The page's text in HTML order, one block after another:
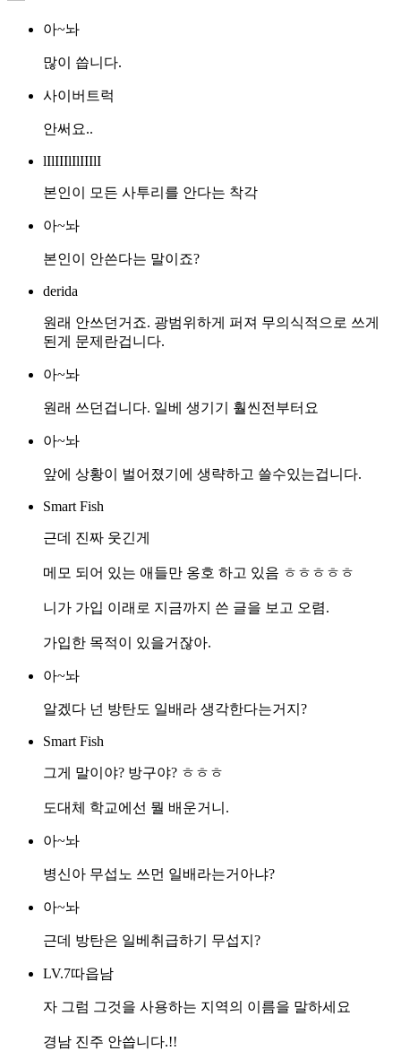
아~놔
많이 씁니다.
사이버트럭
안써요..
lIlIIIlIlIIIlI
본인이 모든 사투리를 안다는 착각
아~놔
본인이 안쓴다는 말이죠?
derida
원래 안쓰던거죠. 광범위하게 퍼져 무의식적으로 쓰게
된게 문제란겁니다.
아~놔
원래 쓰던겁니다. 일베 생기기 훨씬전부터요
아~놔
앞에 상황이 벌어졌기에 생략하고 쓸수있는겁니다.
Smart Fish
근데 진짜 웃긴게
메모 되어 있는 애들만 옹호 하고 있음 ㅎㅎㅎㅎㅎ
니가 가입 이래로 지금까지 쓴 글을 보고 오렴.
가입한 목적이 있을거잖아.
아~놔
알겠다 넌 방탄도 일배라 생각한다는거지?
Smart Fish
그게 말이야? 방구야? ㅎㅎㅎ
도대체 학교에선 뭘 배운거니.
아~놔
병신아 무섭노 쓰먼 일배라는거아냐?
아~놔
근데 방탄은 일베취급하기 무섭지?
LV.7따읍남
자 그럼 그것을 사용하는 지역의 이름을 말하세요
경남 진주 안씁니다.!!